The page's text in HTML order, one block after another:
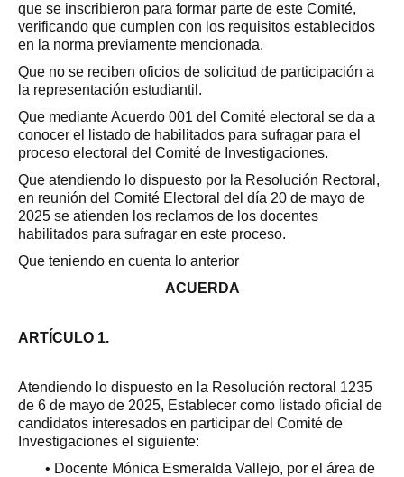
que se inscribieron para formar parte de este Comité,
verificando que cumplen con los requisitos establecidos
en la norma previamente mencionada.
Que no se reciben oficios de solicitud de participación a
la representación estudiantil.
Que mediante Acuerdo 001 del Comité electoral se da a
conocer el listado de habilitados para sufragar para el
proceso electoral del Comité de Investigaciones.
Que atendiendo lo dispuesto por la Resolución Rectoral,
en reunión del Comité Electoral del día 20 de mayo de
2025 se atienden los reclamos de los docentes
habilitados para sufragar en este proceso.
Que teniendo en cuenta lo anterior
ACUERDA
ARTÍCULO 1.
Atendiendo lo dispuesto en la Resolución rectoral 1235
de 6 de mayo de 2025, Establecer como listado oficial de
candidatos interesados en participar del Comité de
Investigaciones el siguiente:
• Docente Mónica Esmeralda Vallejo, por el área de